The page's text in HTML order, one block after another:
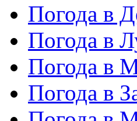
Погода в
Погода в
Погода в
Погода в